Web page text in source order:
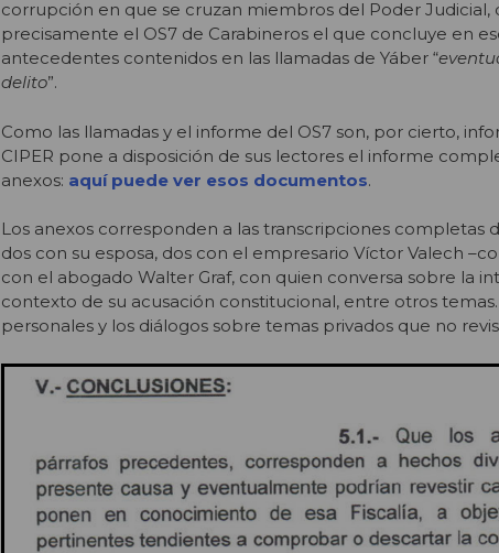
corrupción en que se cruzan miembros del Poder Judicial,
precisamente el OS7 de Carabineros el que concluye en
antecedentes contenidos en las llamadas de Yáber “
delito”.
Como las llamadas y el informe del OS7 son, por cierto,
CIPER pone a disposición de sus lectores el informe
anexos: aquí puede ver esos documentos.
Los anexos corresponden a las transcripciones completas
dos con su esposa, dos con el empresario Víctor Valech
con el abogado Walter Graf, con quien conversa sobre la
contexto de su acusación constitucional, entre otros
personales y los diálogos sobre temas privados que no